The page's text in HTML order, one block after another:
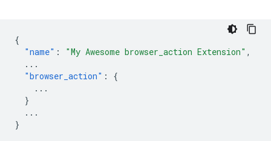
{
"name" : "My Awesome browser_action Extension" ,
...
"browser_action" :
{
...
}
...
}